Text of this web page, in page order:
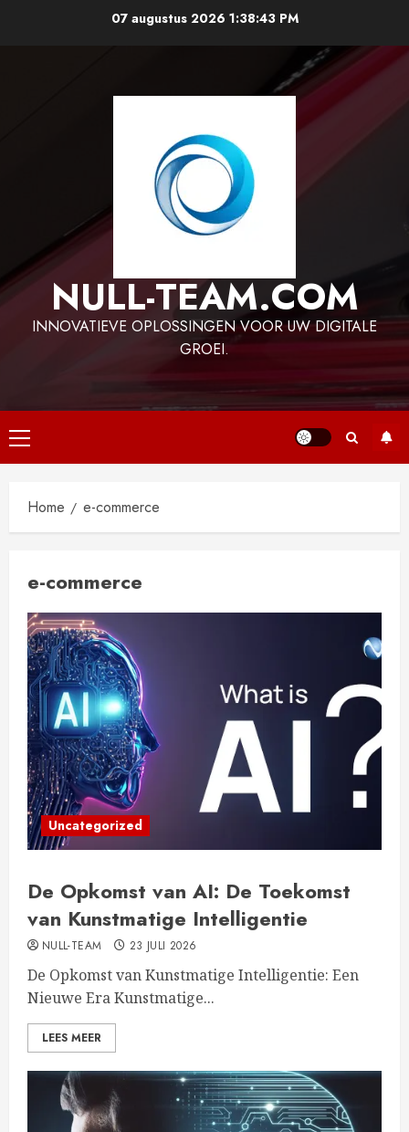
07 augustus 2026 1:38:44 PM
NULL-TEAM.COM
INNOVATIEVE OPLOSSINGEN VOOR UW DIGITALE
GROEI.
Primair
menu
Home e-commerce
e-commerce
Uncategorized
De Opkomst van AI: De Toekomst
van Kunstmatige Intelligentie
NULL-TEAM 23 JULI 2026
De Opkomst van Kunstmatige Intelligentie: Een
Nieuwe Era Kunstmatige...
LEES MEER